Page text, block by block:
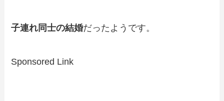
子連れ同士の結婚だったようです。
Sponsored Link